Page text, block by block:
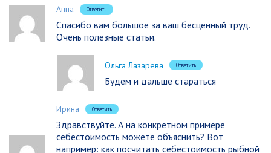
Анна Ответить
Спасибо вам большое за ваш бесценный труд.
Очень полезные статьи.
Ольга Лазарева Ответить
Будем и дальше стараться
Ирина Ответить
Здравствуйте. А на конкретном примере
себестоимость можете объяснить? Вот
например: как посчитать себестоимость рыбной